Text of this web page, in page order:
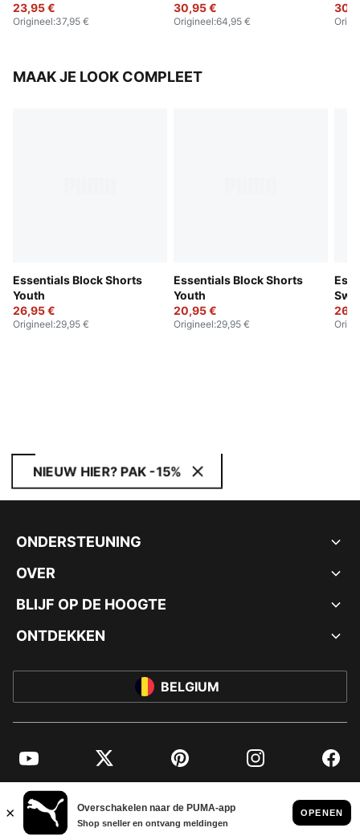
and Shorts Set Youth
23,95 €
Origineel:37,95 €
30,95 €
Origineel:64,95 €
MAAK JE LOOK COMPLEET
Essentials Block Shorts
Youth
26,95 €
Origineel:29,95 €
Essentials Block Shorts
Youth
20,95 €
Origineel:29,95 €
NIEUW HIER? PAK -15%
ONDERSTEUNING
OVER
BLIJF OP DE HOOGTE
ONTDEKKEN
BELGIUM
YouTube Twitter Pinterest Instagram
© PUMA EUROPE GMBH, 2026. ALLE RECHTEN VOORBEHOUDEN
BEDRIJFSGEGEVENS EN JURIDISCHE GEGEVENS